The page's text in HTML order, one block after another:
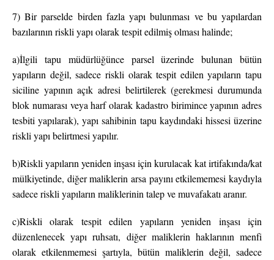
7) Bir parselde birden fazla yapı bulunması ve bu yapılardan
bazılarının riskli yapı olarak tespit edilmiş olması halinde;
a)İlgili tapu müdürlüğünce parsel üzerinde bulunan bütün
yapıların değil, sadece riskli olarak tespit edilen yapıların tapu
siciline yapının açık adresi belirtilerek (gerekmesi durumunda
blok numarası veya harf olarak kadastro birimince yapının adres
tesbiti yapılarak), yapı sahibinin tapu kaydındaki hissesi üzerine
riskli yapı belirtmesi yapılır.
b)Riskli yapıların yeniden inşası için kurulacak kat irtifakında/kat
mülkiyetinde, diğer maliklerin arsa payını etkilememesi kaydıyla
sadece riskli yapıların maliklerinin talep ve muvafakatı aranır.
c)Riskli olarak tespit edilen yapıların yeniden inşası için
düzenlenecek yapı ruhsatı, diğer maliklerin haklarının menfi
olarak etkilenmemesi şartıyla, bütün maliklerin değil, sadece